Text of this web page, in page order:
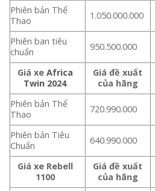
Phiên bản Thể
Thao
1.050.000.000
Phiên ban tiêu
chuẩn
950.500.000
Giá xe Africa
Twin 2024
Giá đề xuất
của hãng
Phiên bản Thể
Thao
720.990.000
Phiên bản Tiêu
Chuẩn
640.990.000
Giá xe Rebell
1100
Giá đề xuất
của hãng